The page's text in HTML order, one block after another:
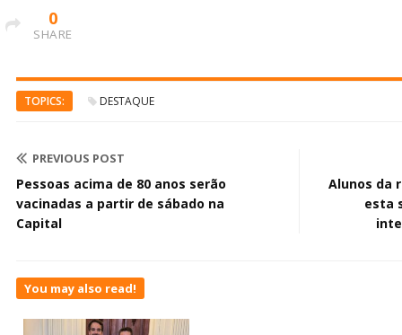
0
SHARE
TOPICS: DESTAQUE
PREVIOUS POST
Pessoas acima de 80 anos serão
vacinadas a partir de sábado na
Capital
Alunos da
esta
You may also read!